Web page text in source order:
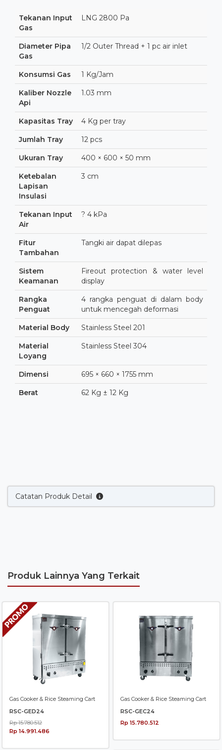
Tekanan Input
Gas
LNG 2800 Pa
Diameter Pipa
Gas
1/2 Outer Thread + 1 pc air inlet
Konsumsi Gas 1 Kg/Jam
Kaliber Nozzle
Api
1.03 mm
Kapasitas Tray 4 Kg per tray
Jumlah Tray 12 pcs
Ukuran Tray 400 × 600 × 50 mm
Ketebalan
Lapisan
Insulasi
3 cm
Tekanan Input
Air
? 4 kPa
Fitur
Tambahan
Tangki air dapat dilepas
Sistem
Keamanan
Fireout protection & water level
display
Rangka
Penguat
4 rangka penguat di dalam body
untuk mencegah deformasi
Material Body Stainless Steel 201
Material
Loyang
Stainless Steel 304
Dimensi 695 × 660 × 1755 mm
Berat 62 Kg ± 12 Kg
Catatan Produk Detail
Produk Lainnya Yang Terkait
Gas Cooker & Rice Steaming Cart
RSC-GED24
Rp 15.780.512
Rp 14.991.486
Gas Cooker & Rice Steaming Cart
RSC-GEC24
Rp 15.780.512